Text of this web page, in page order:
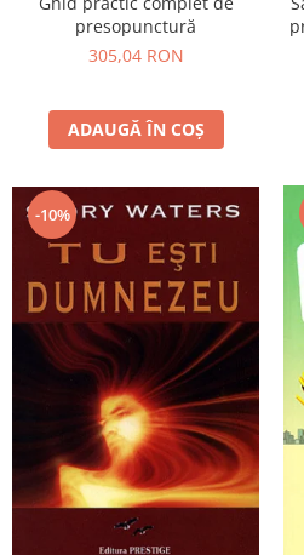
presopunctură
305,04 RON
ADAUGĂ ÎN COȘ
-10%